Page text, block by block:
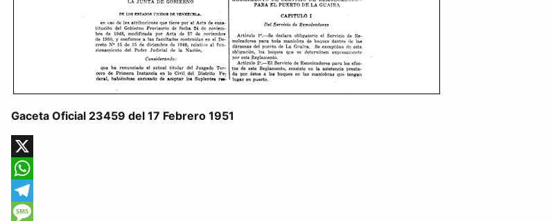
Gaceta Oficial 23459 del 17 Febrero 1951
X
WhatsApp
Telegram